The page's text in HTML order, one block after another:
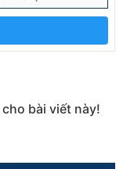
bài viết này!